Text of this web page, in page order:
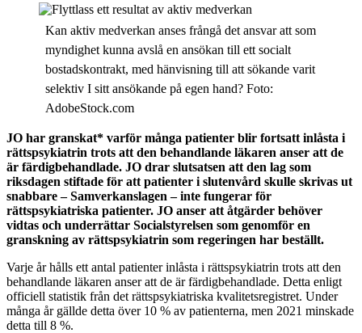
Kan aktiv medverkan anses frångå det ansvar att som
myndighet kunna avslå en ansökan till ett socialt
bostadskontrakt, med hänvisning till att sökande varit
selektiv I sitt ansökande på egen hand? Foto:
AdobeStock.com
JO har granskat* varför många patienter blir fortsatt inlåsta i
rättspsykiatrin trots att den behandlande läkaren anser att de
är färdigbehandlade. JO drar slutsatsen att den lag som
riksdagen stiftade för att patienter i slutenvård skulle skrivas ut
snabbare – Samverkanslagen – inte fungerar för
rättspsykiatriska patienter. JO anser att åtgärder behöver
vidtas och underrättar Socialstyrelsen som genomför en
granskning av rättspsykiatrin som regeringen har beställt.
Varje år hålls ett antal patienter inlåsta i rättspsykiatrin trots att den
behandlande läkaren anser att de är färdigbehandlade. Detta enligt
officiell statistik från det rättspsykiatriska kvalitetsregistret. Under
många år gällde detta över 10 % av patienterna, men 2021 minskade
detta till 8 %.